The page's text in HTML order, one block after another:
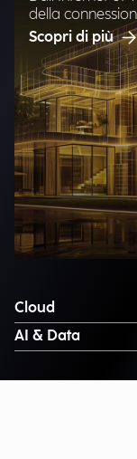
della
Scopri di più
Cloud
AI & Data